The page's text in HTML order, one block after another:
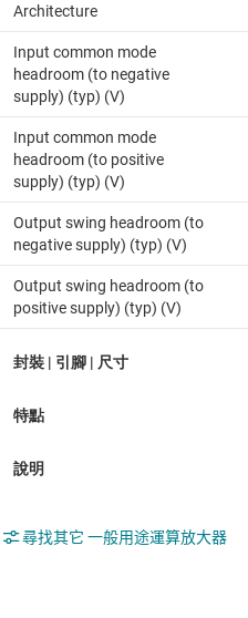
Architecture
Input common mode
headroom (to negative
supply) (typ) (V)
Input common mode
headroom (to positive
supply) (typ) (V)
Output swing headroom (to
negative supply) (typ) (V)
Output swing headroom (to
positive supply) (typ) (V)
尋找其它 一般用途運算放大器